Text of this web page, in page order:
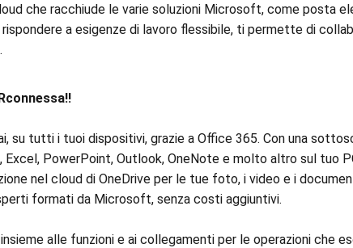
che racchiude le varie soluzioni Microsoft, come posta
a esigenze di lavoro flessibile, ti permette di
su tutti i tuoi dispositivi, grazie a Office 365. Con una
Excel, PowerPoint, Outlook, OneNote e molto altro sul tuo
nel cloud di OneDrive per le tue foto, i video e i
formati da Microsoft, senza costi aggiuntivi.
alle funzioni e ai collegamenti per le operazioni che